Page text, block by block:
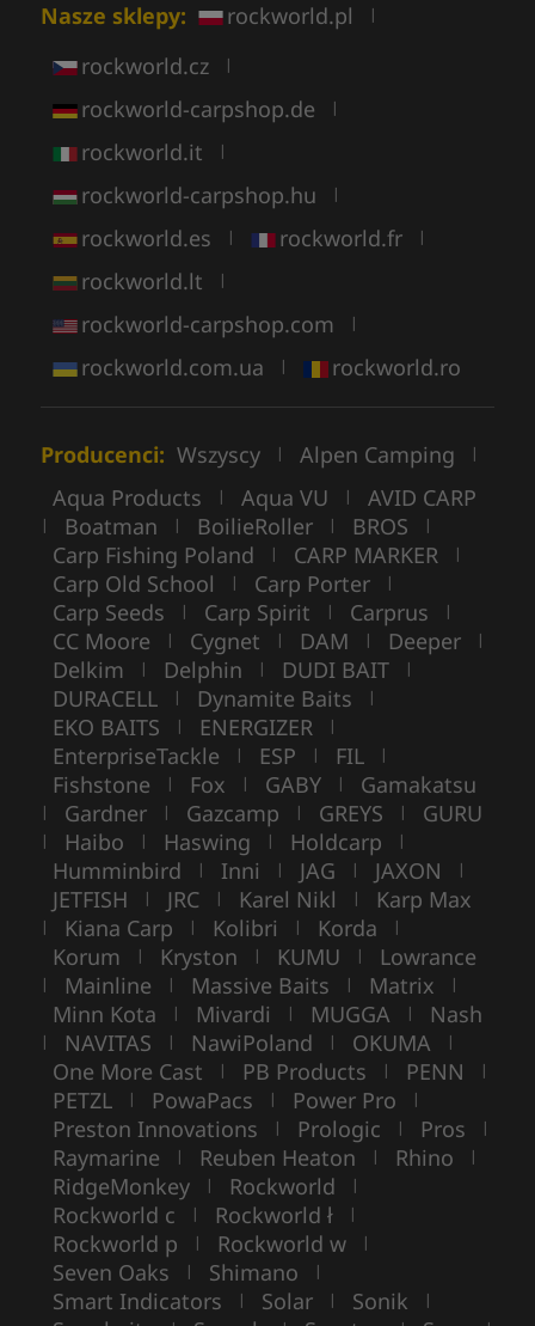
Nasze sklepy: rockworld.pl |
rockworld.cz |
rockworld-carpshop.de |
rockworld.it |
rockworld-carpshop.hu |
rockworld.es | rockworld.fr |
rockworld.lt |
rockworld-carpshop.com |
rockworld.com.ua | rockworld.ro
Producenci: Wszyscy | Alpen Camping |
Aqua Products | Aqua VU | AVID CARP
| Boatman | BoilieRoller | BROS |
Carp Fishing Poland | CARP MARKER |
Carp Old School | Carp Porter |
Carp Seeds | Carp Spirit | Carprus |
CC Moore | Cygnet | DAM | Deeper |
Delkim | Delphin | DUDI BAIT |
DURACELL | Dynamite Baits |
EKO BAITS | ENERGIZER |
EnterpriseTackle | ESP | FIL |
Fishstone | Fox | GABY | Gamakatsu
| Gardner | Gazcamp | GREYS | GURU
| Haibo | Haswing | Holdcarp |
Humminbird | Inni | JAG | JAXON |
JETFISH | JRC | Karel Nikl | Karp Max
| Kiana Carp | Kolibri | Korda |
Korum | Kryston | KUMU | Lowrance
| Mainline | Massive Baits | Matrix |
Minn Kota | Mivardi | MUGGA | Nash
| NAVITAS | NawiPoland | OKUMA |
One More Cast | PB Products | PENN |
PETZL | PowaPacs | Power Pro |
Preston Innovations | Prologic | Pros |
Raymarine | Reuben Heaton | Rhino |
RidgeMonkey | Rockworld |
Rockworld c | Rockworld ł |
Rockworld p | Rockworld w |
Seven Oaks | Shimano |
Smart Indicators | Solar | Sonik |